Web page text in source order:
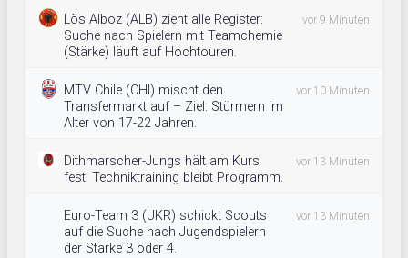
Lõs Alboz (ALB) zieht alle Register:
Suche nach Spielern mit Teamchemie
(Stärke) läuft auf Hochtouren.
vor 9 Minuten
MTV Chile (CHI) mischt den
Transfermarkt auf – Ziel: Stürmern im
Alter von 17-22 Jahren.
vor 10 Minuten
Dithmarscher-Jungs hält am Kurs
fest: Techniktraining bleibt Programm.
vor 13 Minuten
Euro-Team 3 (UKR) schickt Scouts
auf die Suche nach Jugendspielern
der Stärke 3 oder 4.
vor 13 Minuten